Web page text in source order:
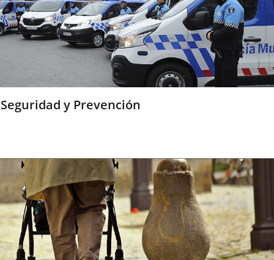
Seguridad y Prevención